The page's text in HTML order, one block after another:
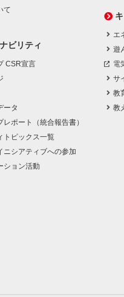
て
ビリティ
CSR宣言
ータ
ポート（統合報告書）
トピックス一覧
ニシアティブへの参加
ション活動
エ
遊
電
サ
教
教